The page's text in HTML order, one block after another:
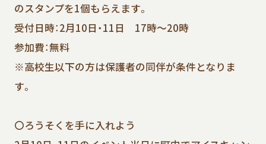
のスタンプを1個もらえます。
受付日時：2月10日・11日 17時～20時
参加費：無料
※高校生以下の方は保護者の同伴が条件となりま
す。
〇ろうそくを手に入れよう